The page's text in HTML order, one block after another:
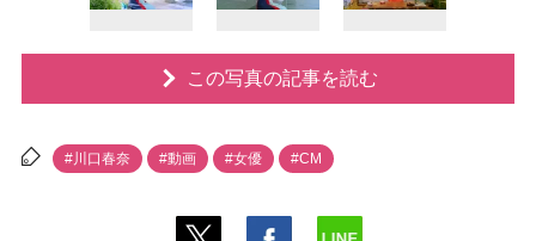
この写真の記事を読む
#川口春奈 #動画 #女優 #CM